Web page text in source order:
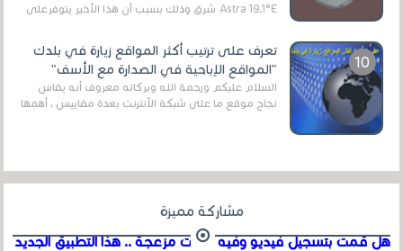
Astra 19.1°E شرق وذلك بسبب أن هذا الأخير يتوفرعلى
تعرف على ترتيب أكثر المواقع زيارة في بلدك
"المواقع الإباحية في الصدارة مع الأسف"
السلام عليكم ورحمة الله وبركاته معروف أنه يقاس
نجاح موقع ما على شبكة الأنترنت بعدة مقاييس ، أهمها
مشاركة مميزة
هل قمت بتسجيل فيديو وفيه أصوت مزعجة .. هذا التطبيق الجديد